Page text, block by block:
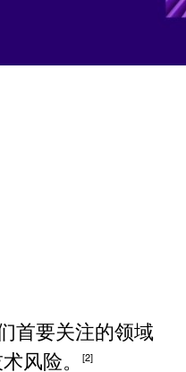
首要关注的领域
风险。
[2]